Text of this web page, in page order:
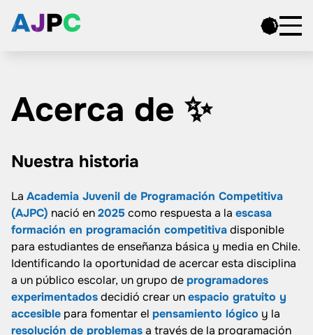
Acerca de ✨
Nuestra historia
La Academia Juvenil de Programación Competitiva
(AJPC) nació en2025como respuesta a la escasa
formación en programación competitivadisponible
para estudiantes de enseñanza básica y media en Chile.
Identificando la oportunidad de acercar esta disciplina
a un público escolar, un grupo deprogramadores
experimentadosdecidió crear unespacio gratuito y
accesible para fomentar el pensamiento lógico y la
resolución de problemasa través de la programación